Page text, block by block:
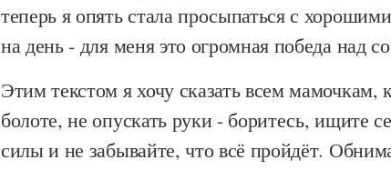
теперь я опять стала просыпаться с
на день - для меня это огромная победа над
Этим текстом я хочу сказать всем мамочкам,
болоте, не опускать руки - боритесь, ищите
силы и не забывайте, что всё пройдёт.